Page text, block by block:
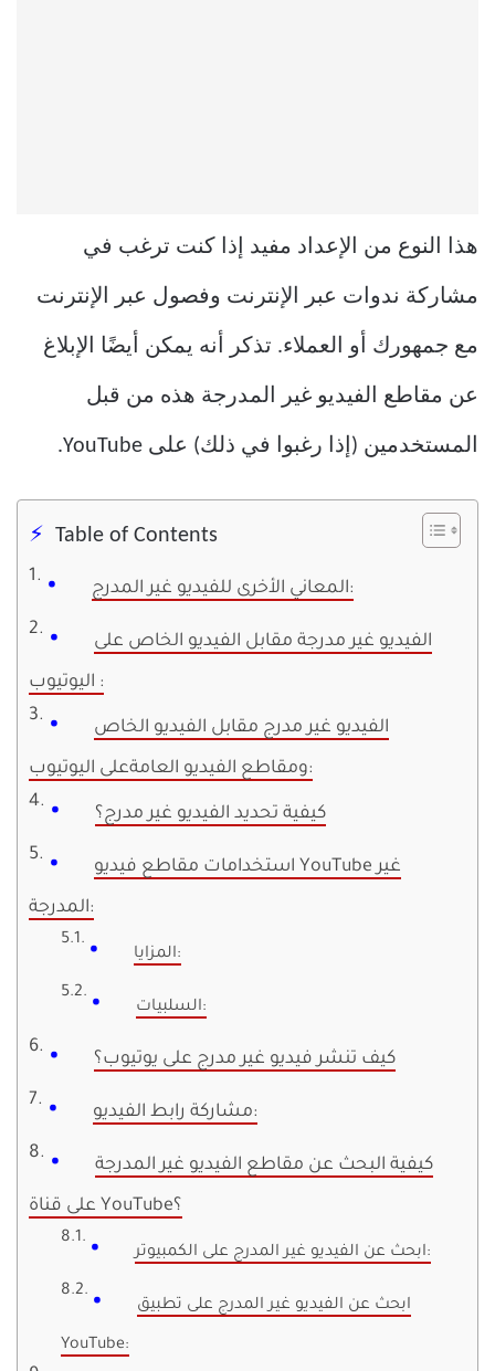
هذا النوع من الإعداد مفيد إذا كنت ترغب في
مشاركة ندوات عبر الإنترنت وفصول عبر الإنترنت
مع جمهورك أو العملاء. تذكر أنه يمكن أيضًا الإبلاغ
عن مقاطع الفيديو غير المدرجة هذه من قبل
المستخدمين (إذا رغبوا في ذلك) على YouTube.
Table of Contents
المعاني الأخرى للفيديو غير المدرج:
الفيديو غير مدرجة مقابل الفيديو الخاص على
اليوتيوب :
الفيديو غير مدرج مقابل الفيديو الخاص
ومقاطع الفيديو العامةعلى اليوتيوب:
كيفية تحديد الفيديو غير مدرج؟
استخدامات مقاطع فيديو YouTube غير
المدرجة:
المزايا:
السلبيات:
كيف تنشر فيديو غير مدرج على يوتيوب؟
مشاركة رابط الفيديو:
كيفية البحث عن مقاطع الفيديو غير المدرجة
على قناة YouTube؟
ابحث عن الفيديو غير المدرج على الكمبيوتر:
ابحث عن الفيديو غير المدرج على تطبيق
YouTube: